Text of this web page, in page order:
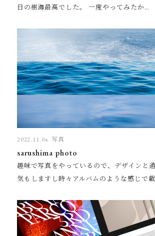
日の樹海最高でした。 一度やってみたか…
2022.11.04 写真
sarushima photo
趣味で写真をやっているので、デザインと
気もしますし時々アルバムのような感じで